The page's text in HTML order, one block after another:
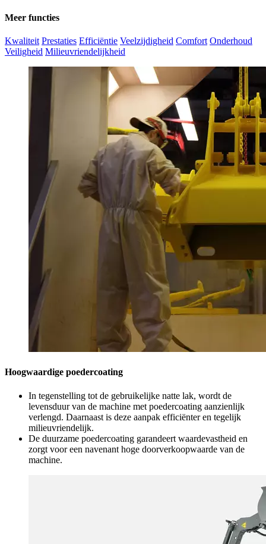
Meer functies
Kwaliteit Prestaties Efficiëntie Veelzijdigheid Comfort Onderhoud
Veiligheid Milieuvriendelijkheid
Hoogwaardige poedercoating
In tegenstelling tot de gebruikelijke natte lak, wordt de
levensduur van de machine met poedercoating aanzienlijk
verlengd. Daarnaast is deze aanpak efficiënter en tegelijk
milieuvriendelijk.
De duurzame poedercoating garandeert waardevastheid en
zorgt voor een navenant hoge doorverkoopwaarde van de
machine.